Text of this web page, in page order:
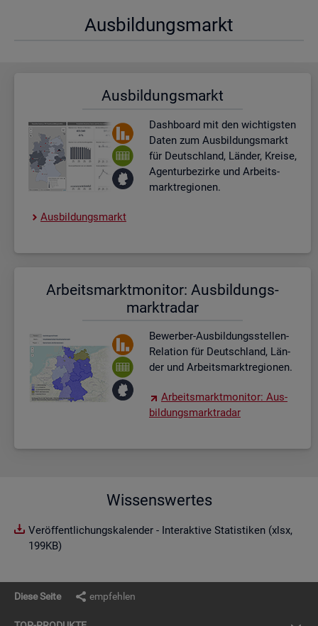
Aus­bil­dungs­markt
Aus­bil­dungs­markt
Dash­board mit den wich­tigs­ten
Daten zum Aus­bil­dungs­markt
für Deutsch­land, Län­der, Krei­se,
Agen­tur­be­zir­ke und Ar­beits­
markt­re­gio­nen.
Aus­bil­dungs­markt
Ar­beits­markt­mo­ni­tor: Aus­bil­dungs­
markt­ra­dar
Be­wer­ber-Aus­bil­dungs­stel­len-
Re­la­ti­on für Deutsch­land, Län­
der und Ar­beits­markt­re­gio­nen.
Ar­beits­markt­mo­ni­tor: Aus­
bil­dungs­markt­ra­dar
Wissenswertes
Veröffentlichungskalender - Interaktive Statistiken (xlsx,
199KB)
Diese Seite empfehlen